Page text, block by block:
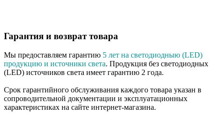
Гарантия и возврат товара
Мы предоставляем гарантию 5 лет на светодиодныю (LED)
продукцию и источники света. Продукция без светодиодных
(LED) источников света имеет гарантию 2 года.
Срок гарантийного обслуживания каждого товара указан в
сопроводительной документации и эксплуатационных
характеристиках на сайте интернет-магазина.